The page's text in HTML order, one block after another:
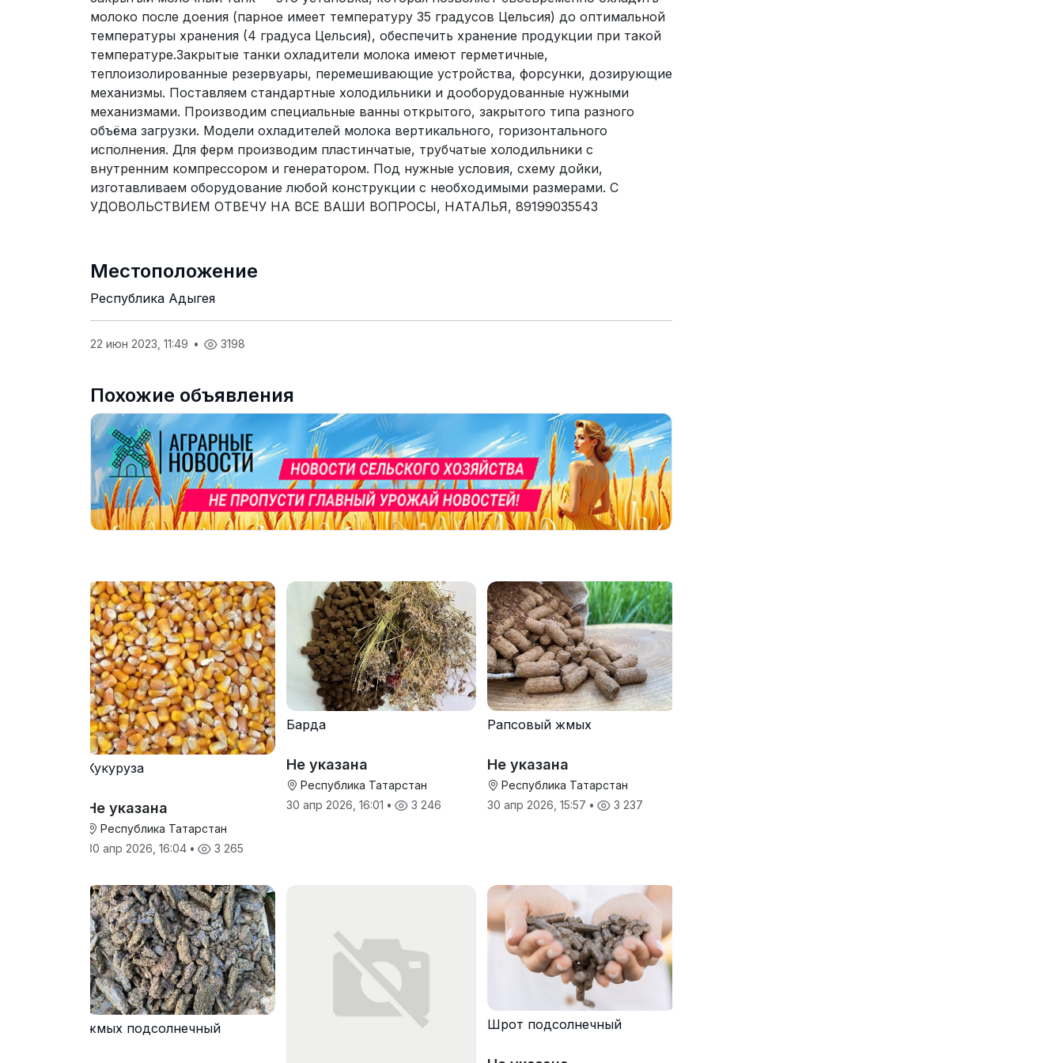
молоко после доения (парное имеет температуру 35 градусов Цельсия) до оптимальной
температуры хранения (4 градуса Цельсия), обеспечить хранение продукции при такой
температуре.Закрытые танки охладители молока имеют герметичные,
теплоизолированные резервуары, перемешивающие устройства, форсунки, дозирующие
механизмы. Поставляем стандартные холодильники и дооборудованные нужными
механизмами. Производим специальные ванны открытого, закрытого типа разного
объёма загрузки. Модели охладителей молока вертикального, горизонтального
исполнения. Для ферм производим пластинчатые, трубчатые холодильники с
внутренним компрессором и генератором. Под нужные условия, схему дойки,
изготавливаем оборудование любой конструкции с необходимыми размерами. С
УДОВОЛЬСТВИЕМ ОТВЕЧУ НА ВСЕ ВАШИ ВОПРОСЫ, НАТАЛЬЯ, 89199035543
Местоположение
Республика Адыгея
22 июн 2023, 11:49 • 3198
Похожие объявления
Кукуруза
Не указана
Республика Татарстан
30 апр 2026, 16:04 • 3 265
Барда
Не указана
Республика Татарстан
30 апр 2026, 16:01 • 3 246
Рапсовый жмых
Не указана
Республика Татарстан
30 апр 2026, 15:57 • 3 237
жмых подсолнечный Шрот подсолнечный